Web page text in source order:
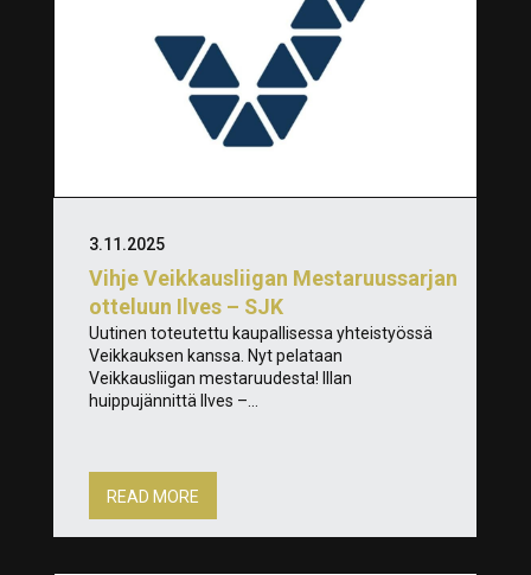
Vihje Veikkausliigan Mestaruussarjan
otteluun Ilves – SJK
3.11.2025
Uutinen toteutettu kaupallisessa yhteistyössä
Veikkauksen kanssa. Nyt pelataan
Veikkausliigan mestaruudesta! Illan
huippujännittä Ilves –...
READ MORE